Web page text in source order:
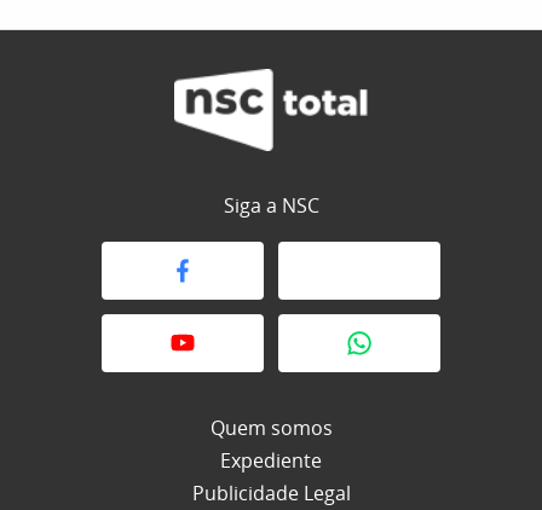
Siga a NSC
Quem somos
Expediente
Publicidade Legal